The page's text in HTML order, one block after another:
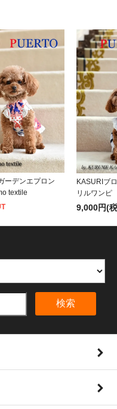
ーデンエプロン
textile
KASURIブ
リルワンピ
9,000円(
検索